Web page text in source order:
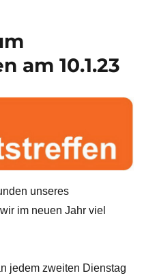
am 10.1.23
unseres
im neuen Jahr viel
jedem zweiten Dienstag